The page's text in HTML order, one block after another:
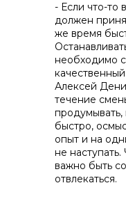
- Если что-то
должен
же время
необходимо
Алексей
течение
быстро,
опыт и на
не
важно быть
отвлекаться.